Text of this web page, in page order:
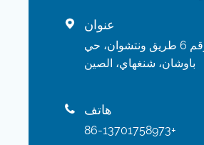
 عنوان
رقم 6 طريق ونتشوان، حي
باوشان، شنغهاي، الصين
 هاتف
+86-13701758973